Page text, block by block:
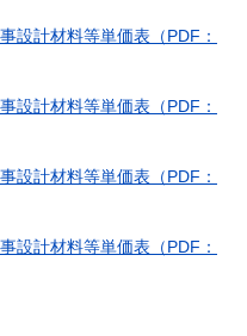
設計材料等単価表（PDF：
設計材料等単価表（PDF：
設計材料等単価表（PDF：
設計材料等単価表（PDF：